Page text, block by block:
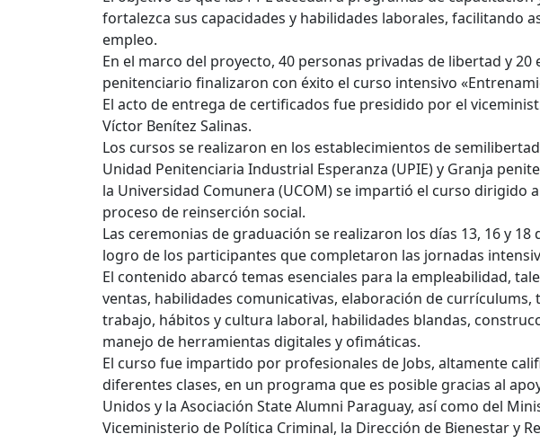
fortalezca sus capacidades y habilidades laborales, facilitando
empleo.
En el marco del proyecto, 40 personas privadas de libertad y 20
penitenciario finalizaron con éxito el curso intensivo
El acto de entrega de certificados fue presidido por el
Víctor Benítez Salinas.
Los cursos se realizaron en los establecimientos de
Unidad Penitenciaria Industrial Esperanza (UPIE) y Granja
la Universidad Comunera (UCOM) se impartió el curso dirigido
proceso de reinserción social.
Las ceremonias de graduación se realizaron los días 13, 16 y
logro de los participantes que completaron las jornadas
El contenido abarcó temas esenciales para la empleabilidad,
ventas, habilidades comunicativas, elaboración de currículums,
trabajo, hábitos y cultura laboral, habilidades blandas,
manejo de herramientas digitales y ofimáticas.
El curso fue impartido por profesionales de Jobs, altamente
diferentes clases, en un programa que es posible gracias al
Unidos y la Asociación State Alumni Paraguay, así como del
Viceministerio de Política Criminal, la Dirección de Bienestar y